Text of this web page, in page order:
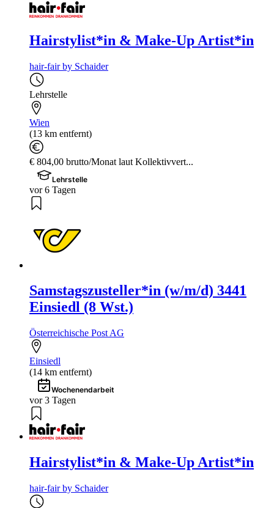
Hairstylist*in & Make-Up Artist*in
hair-fair by Schaider
Lehrstelle
Wien
(13 km entfernt)
€ 804,00 brutto/Monat laut Kollektivvert...
Lehrstelle
vor 6 Tagen
Samstagszusteller*in (w/m/d) 3441
Einsiedl (8 Wst.)
Österreichische Post AG
Einsiedl
(14 km entfernt)
Wochenendarbeit
vor 3 Tagen
Hairstylist*in & Make-Up Artist*in
hair-fair by Schaider